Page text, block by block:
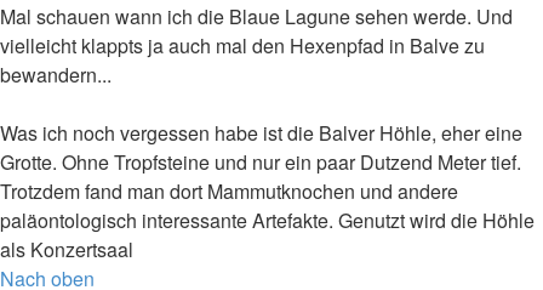
Mal schauen wann ich die Blaue Lagune sehen werde. Und
vielleicht klappts ja auch mal den Hexenpfad in Balve zu
bewandern...
Was ich noch vergessen habe ist die Balver Höhle, eher eine
Grotte. Ohne Tropfsteine und nur ein paar Dutzend Meter tief.
Trotzdem fand man dort Mammutknochen und andere
paläontologisch interessante Artefakte. Genutzt wird die Höhle
als Konzertsaal
Nach oben